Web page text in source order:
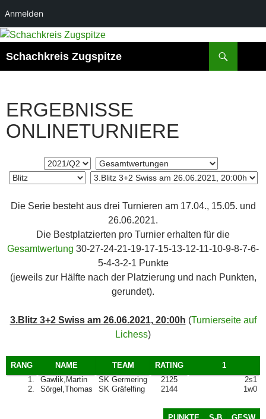
Anmelden
Zum
springen
Schachkreis Zugspitze
ERGEBNISSE
ONLINETURNIERE
Die Serie besteht aus drei Turnieren am 17.04., 15.05. und
26.06.2021.
Die Bestplatzierten pro Turnier erhalten für die
Gesamtwertung 30-27-24-21-19-17-15-13-12-11-10-9-8-7-6-
5-4-3-2-1 Punkte
(jeweils zur Hälfte nach der Platzierung und nach Punkten,
gerundet).
3.Blitz 3+2 Swiss am 26.06.2021, 20:00h (Turnierseite auf
Lichess)
RANG NAME TEAM
RATING
1.
Gawlik,Martin SK Germering
2125
2.
Sörgel,Thomas SK Gräfelfing 2144
1
2s1
1w0